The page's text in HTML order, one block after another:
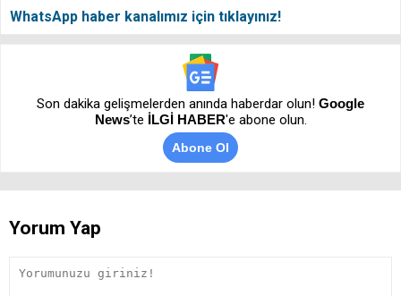
WhatsApp haber kanalımız için tıklayınız!
Son dakika gelişmelerden anında haberdar olun! Google
News’te İLGİ HABER'e abone olun.
Abone Ol
Yorum Yap